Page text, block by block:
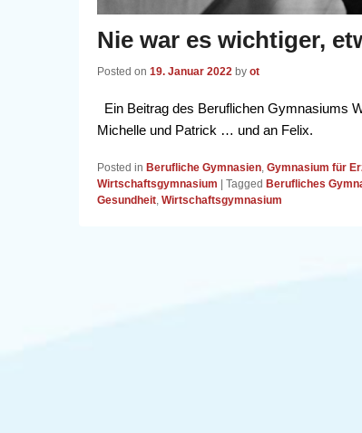
Nie war es wichtiger,
Posted on 19. Januar 2022 by ot
Ein Beitrag des Beruflichen Gymnasiums
Michelle und Patrick … und an Felix.
Posted in Berufliche Gymnasien Gymnasium für
Wirtschaftsgymnasium | Tagged Berufliches
Gesundheit Wirtschaftsgymnasium